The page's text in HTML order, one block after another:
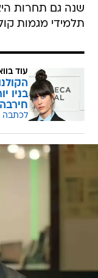
שנה גם תחרות
תלמידי מגמות
עוד
בניו
לכתבה